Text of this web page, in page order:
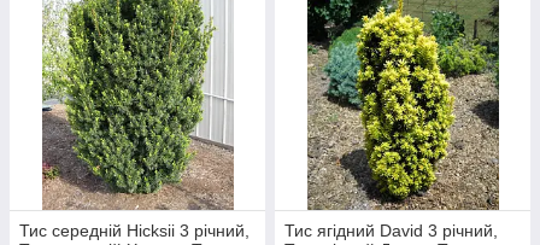
Тис середній Hicksii 3 річний,
Тис ягідний David 3 річний,